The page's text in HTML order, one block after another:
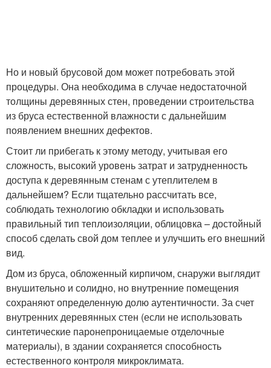
Но и новый брусовой дом может потребовать этой
процедуры. Она необходима в случае недостаточной
толщины деревянных стен, проведении строительства
из бруса естественной влажности с дальнейшим
появлением внешних дефектов.
Стоит ли прибегать к этому методу, учитывая его
сложность, высокий уровень затрат и затрудненность
доступа к деревянным стенам с утеплителем в
дальнейшем? Если тщательно рассчитать все,
соблюдать технологию обкладки и использовать
правильный тип теплоизоляции, облицовка – достойный
способ сделать свой дом теплее и улучшить его внешний
вид.
Дом из бруса, обложенный кирпичом, снаружи выглядит
внушительно и солидно, но внутренние помещения
сохраняют определенную долю аутентичности. За счет
внутренних деревянных стен (если не использовать
синтетические паронепроницаемые отделочные
материалы), в здании сохраняется способность
естественного контроля микроклимата.